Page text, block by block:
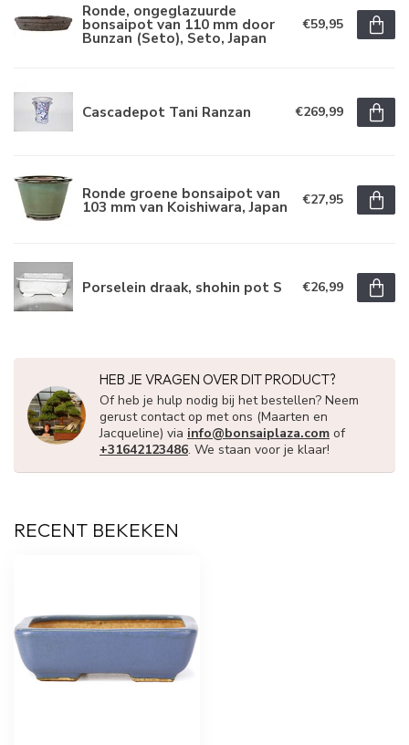
Ronde, ongeglazuurde
bonsaipot van 110 mm door
Bunzan (Seto), Seto, Japan
€59,95
Cascadepot Tani Ranzan €269,99
Ronde groene bonsaipot van
103 mm van Koishiwara, Japan €27,95
Porselein draak, shohin pot S €26,99
HEB JE VRAGEN OVER DIT PRODUCT?
Of heb je hulp nodig bij het bestellen? Neem
gerust contact op met ons (Maarten en
Jacqueline) via info@bonsaiplaza.com of
+31642123486. We staan voor je klaar!
RECENT BEKEKEN